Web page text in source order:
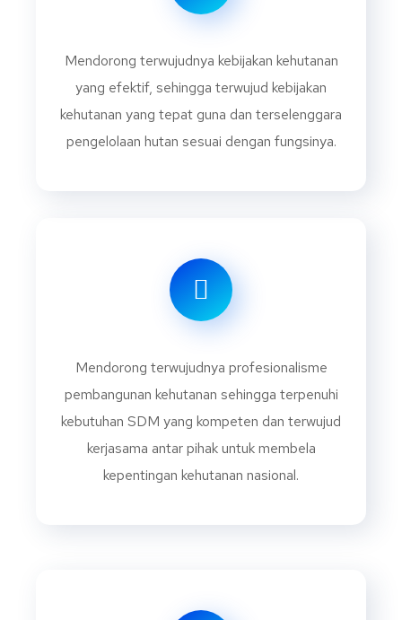
Mendorong terwujudnya kebijakan kehutanan
yang efektif, sehingga terwujud kebijakan
kehutanan yang tepat guna dan terselenggara
pengelolaan hutan sesuai dengan fungsinya.
Mendorong terwujudnya profesionalisme
pembangunan kehutanan sehingga terpenuhi
kebutuhan SDM yang kompeten dan terwujud
kerjasama antar pihak untuk membela
kepentingan kehutanan nasional.